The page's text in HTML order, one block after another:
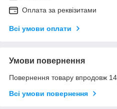
Оплата за реквізитами
Всі умови оплати
Умови повернення
Повернення товару впродовж
Всі умови повернення